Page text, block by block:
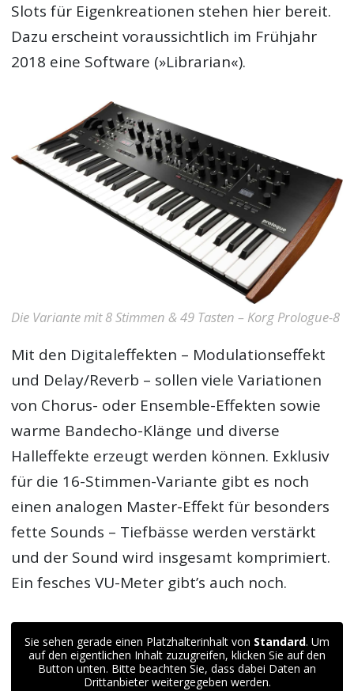
Slots für Eigenkreationen stehen hier bereit.
Dazu erscheint voraussichtlich im Frühjahr
2018 eine Software (»Librarian«).
Die Variante mit 8 Stimmen & 49 Tasten – Korg Prologue-8
Mit den Digitaleffekten – Modulationseffekt
und Delay/Reverb – sollen viele Variationen
von Chorus- oder Ensemble-Effekten sowie
warme Bandecho-Klänge und diverse
Halleffekte erzeugt werden können. Exklusiv
für die 16-Stimmen-Variante gibt es noch
einen analogen Master-Effekt für besonders
fette Sounds – Tiefbässe werden verstärkt
und der Sound wird insgesamt komprimiert.
Ein fesches VU-Meter gibt’s auch noch.
Sie sehen gerade einen Platzhalterinhalt von Standard. Um
auf den eigentlichen Inhalt zuzugreifen, klicken Sie auf den
Button unten. Bitte beachten Sie, dass dabei Daten an
Drittanbieter weitergegeben werden.